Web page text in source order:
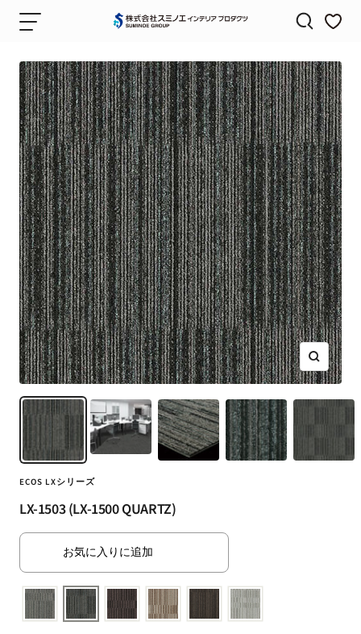
ナ
ゲ
ー
シ
ョ
ン
株
会
社
ス
ミ
ノ
エ
（SUMINOE）
｜
カ
ー
テ
ン・
カ
ー
ペ
ッ
ト・
ラ
グ・
床
材
扱
フ
ブ
リ
ッ
ズ
ー
ム
イ
ン
ECOS LXシリーズ
LX-1503 (LX-1500 QUARTZ)
お気に入りに追加